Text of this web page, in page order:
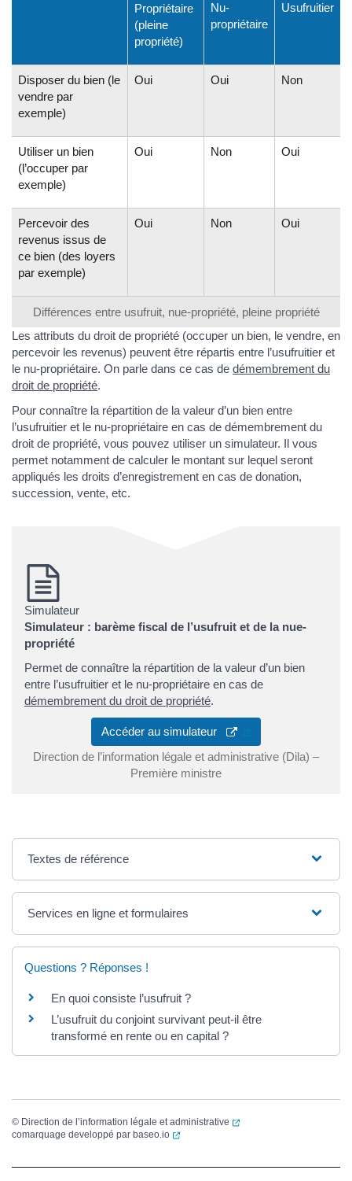
Différences entre usufruit, nue-propriété, pleine propriété
Propriétaire
(pleine
propriété)
Nu-
propriétaire
Usufruitier
Disposer du bien (le
vendre par
exemple)
Oui Oui Non
Utiliser un bien
(l’occuper par
exemple)
Oui Non Oui
Percevoir des
revenus issus de
ce bien (des loyers
par exemple)
Oui Non Oui
Les attributs du droit de propriété (occuper un bien, le vendre, en
percevoir les revenus) peuvent être répartis entre l’usufruitier et
le nu-propriétaire. On parle dans ce cas de démembrement du
droit de propriété.
Pour connaître la répartition de la valeur d’un bien entre
l’usufruitier et le nu-propriétaire en cas de démembrement du
droit de propriété, vous pouvez utiliser un simulateur. Il vous
permet notamment de calculer le montant sur lequel seront
appliqués les droits d’enregistrement en cas de donation,
succession, vente, etc.
Simulateur
Simulateur : barème fiscal de l’usufruit et de la nue-
propriété
Permet de connaître la répartition de la valeur d’un bien
entre l’usufruitier et le nu-propriétaire en cas de
démembrement du droit de propriété.
Accéder au simulateur
(ouverture dans un
Direction de l’information légale et administrative (Dila) –
Première ministre
Textes de référence
Services en ligne et formulaires
Questions ? Réponses !
En quoi consiste l’usufruit ?
L’usufruit du conjoint survivant peut-il être
transformé en rente ou en capital ?
© Direction de l’information légale et administrative
(ouverture dans un
comarquage developpé par baseo.io (ouverture dans un nouvel onglet)